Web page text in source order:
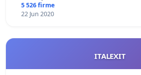
5 526 firme
22 Jun 2020
ITALEXIT